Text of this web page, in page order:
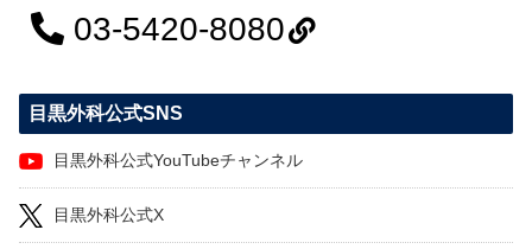
03-5420-8080
目黒外科公式SNS
目黒外科公式YouTubeチャンネル
目黒外科公式X